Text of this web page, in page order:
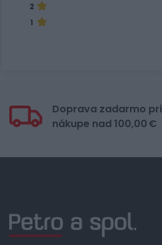
2
1
Doprava zadarmo pri
nákupe nad 100,00 €